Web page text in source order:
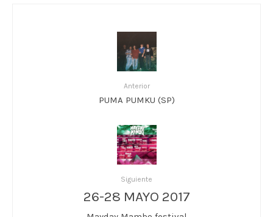
Anterior
PUMA PUMKU (SP)
Siguiente
26-28 MAYO 2017